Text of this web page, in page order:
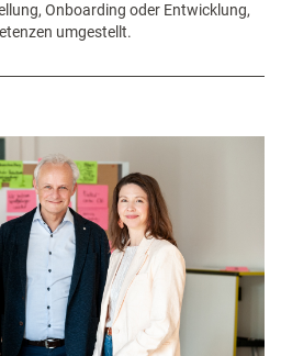
Onboarding oder Entwicklung,
umgestellt.